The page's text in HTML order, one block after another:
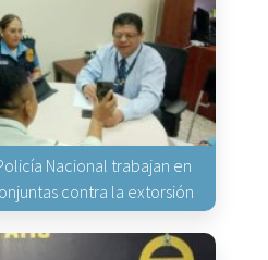
Nacional trabajan en
contra la extorsión